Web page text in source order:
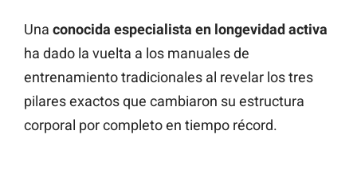
Una conocida especialista en longevidad activa
ha dado la vuelta a los manuales de
entrenamiento tradicionales al revelar los tres
pilares exactos que cambiaron su estructura
corporal por completo en tiempo récord.